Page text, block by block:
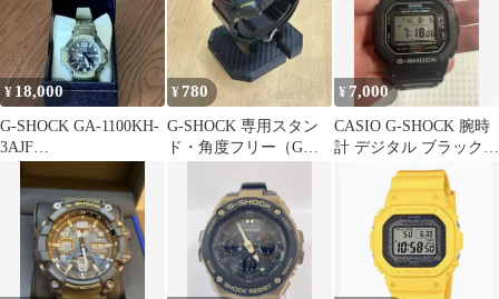
¥ 18,000
G-SHOCK GA-1100KH-
3AJF
¥ 780
G-SHOCK 専用スタン
ド・角度フリー（Gの
¥ 7,000
CASIO G-SHOCK 腕時
計 デジタル ブラック
DW-5600E